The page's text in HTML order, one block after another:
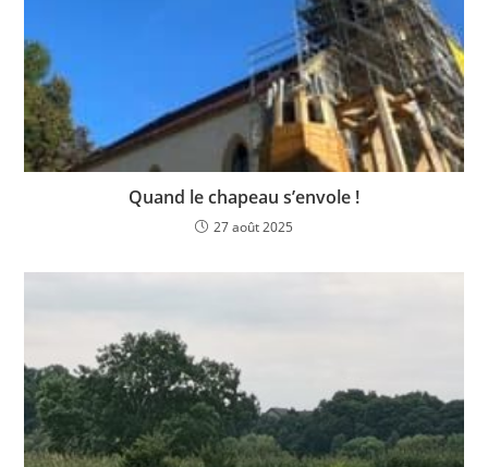
Quand le chapeau s’envole !
27 août 2025